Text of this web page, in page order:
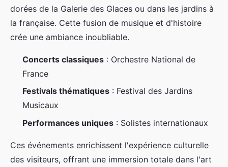
dorées de la Galerie des Glaces ou dans les jardins à
la française. Cette fusion de musique et d'histoire
crée une ambiance inoubliable.
Concerts classiques : Orchestre National de
France
Festivals thématiques : Festival des Jardins
Musicaux
Performances uniques : Solistes internationaux
Ces événements enrichissent l'expérience culturelle
des visiteurs, offrant une immersion totale dans l'art